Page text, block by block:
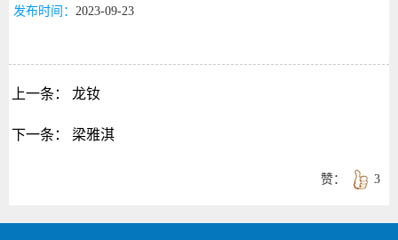
发布时间： 2023-09-23
上一条： 龙钕
下一条： 梁雅淇
3
赞：